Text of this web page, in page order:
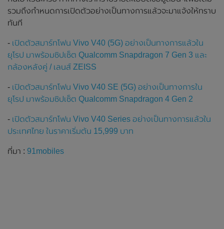
รวมถึงกำหนดการเปิดตัวอย่างเป็นทางการแล้วจะมาแจ้งให้ทราบ
ทันที
- เปิดตัวสมาร์ทโฟน Vivo V40 (5G) อย่างเป็นทางการแล้วใน
ยุโรป มาพร้อมซิปเซ็ต Qualcomm Snapdragon 7 Gen 3 และ
กล้องหลังคู่ / เลนส์ ZEISS
- เปิดตัวสมาร์ทโฟน Vivo V40 SE (5G) อย่างเป็นทางการใน
ยุโรป มาพร้อมซิปเซ็ต Qualcomm Snapdragon 4 Gen 2
- เปิดตัวสมาร์ทโฟน Vivo V40 Series อย่างเป็นทางการแล้วใน
ประเทศไทย ในราคาเริ่มต้น 15,999 บาท
ที่มา : 91mobiles